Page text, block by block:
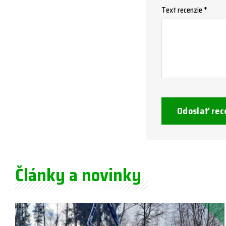
Text recenzie *
Odoslať
Články a novinky